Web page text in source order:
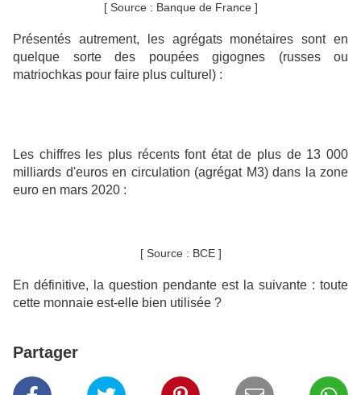
[ Source : Banque de France ]
Présentés autrement, les agrégats monétaires sont en
quelque sorte des poupées gigognes (russes ou
matriochkas pour faire plus culturel) :
Les chiffres les plus récents font état de plus de 13 000
milliards d'euros en circulation (agrégat M3) dans la zone
euro en mars 2020 :
[ Source : BCE ]
En définitive, la question pendante est la suivante : toute
cette monnaie est-elle bien utilisée ?
Partager